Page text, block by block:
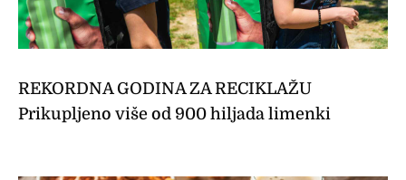
REKORDNA GODINA ZA RECIKLAŽU
Prikupljeno više od 900 hiljada limenki